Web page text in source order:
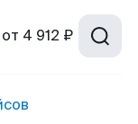
от 4 912 ₽